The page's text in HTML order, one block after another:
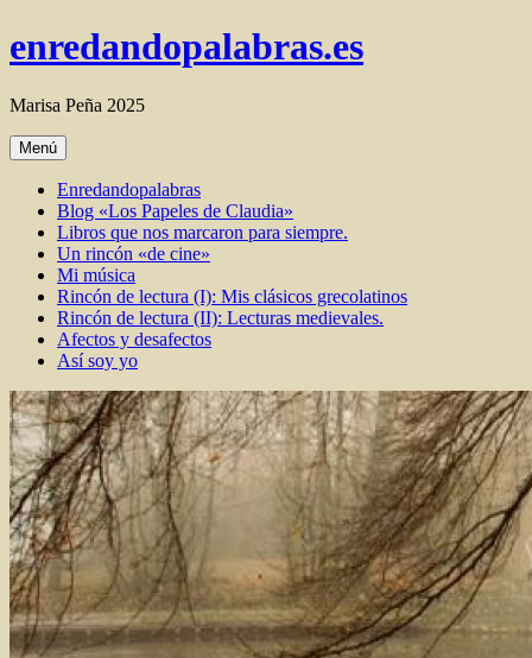
al
enredandopalabras.es
Marisa Peña 2025
Menú
Enredandopalabras
Blog «Los Papeles de Claudia»
Libros que nos marcaron para siempre.
Un rincón «de cine»
Mi música
Rincón de lectura (I): Mis clásicos grecolatinos
Rincón de lectura (II): Lecturas medievales.
Afectos y desafectos
Así soy yo